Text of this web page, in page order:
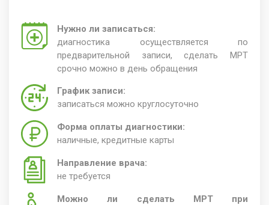
Нужно ли записаться:
диагностика осуществляется по
предварительной записи, сделать МРТ
срочно можно в день обращения
График записи:
записаться можно круглосуточно
Форма оплаты диагностики:
наличные, кредитные карты
Направление врача:
не требуется
Можно ли сделать МРТ при